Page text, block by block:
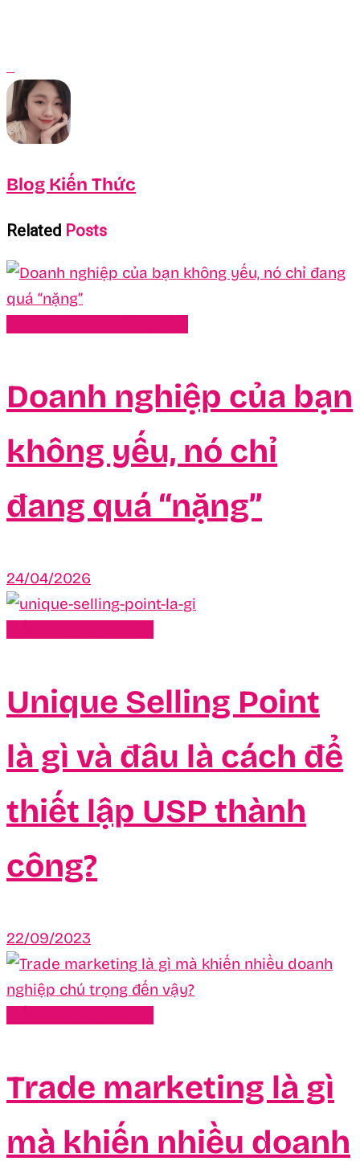
Blog Kiến Thức
Related Posts
Doanh nghiệp của bạn
không yếu, nó chỉ
đang quá “nặng”
24/04/2026
Unique Selling Point
là gì và đâu là cách để
thiết lập USP thành
công?
22/09/2023
Trade marketing là gì
mà khiến nhiều doanh